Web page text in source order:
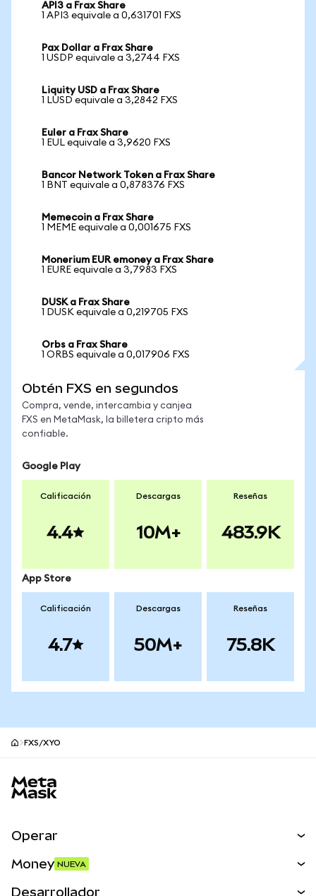
API3 a Frax Share
1 API3 equivale a 0,631701 FXS
Pax Dollar a Frax Share
1 USDP equivale a 3,2744 FXS
Liquity USD a Frax Share
1 LUSD equivale a 3,2842 FXS
Euler a Frax Share
1 EUL equivale a 3,9620 FXS
Bancor Network Token a Frax Share
1 BNT equivale a 0,878376 FXS
Memecoin a Frax Share
1 MEME equivale a 0,001675 FXS
Monerium EUR emoney a Frax Share
1 EURE equivale a 3,7983 FXS
DUSK a Frax Share
1 DUSK equivale a 0,219705 FXS
Orbs a Frax Share
1 ORBS equivale a 0,017906 FXS
Obtén FXS en segundos
Compra, vende, intercambia y canjea
FXS en MetaMask, la billetera cripto más
confiable.
Google Play
Calificación
4.4
Descargas
10M+
Reseñas
483.9K
App Store
Calificación
4.7
Descargas
50M+
Reseñas
75.8K
FXS/XYO
Operar
Money NUEVA
Desarrollador